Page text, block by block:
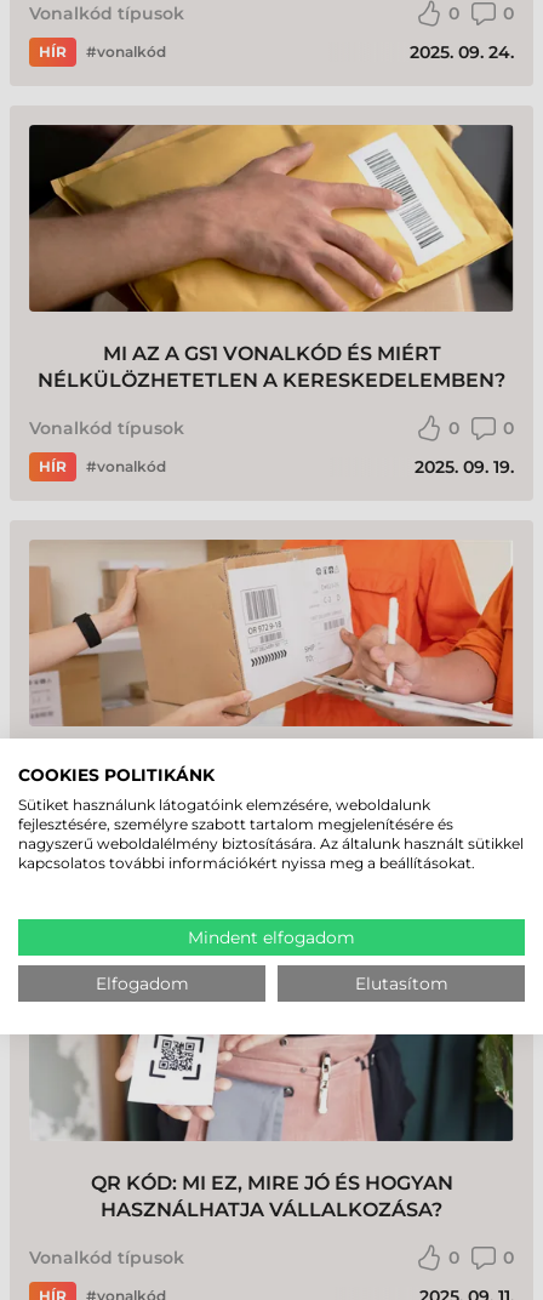
Vonalkód típusok 0 0
HÍR vonalkód 2025. 09. 24.
MI AZ A GS1 VONALKÓD ÉS MIÉRT
NÉLKÜLÖZHETETLEN A KERESKEDELEMBEN?
Vonalkód típusok 0 0
HÍR vonalkód 2025. 09. 19.
MI AZ A GS128 VONALKÓD ÉS MIRE
HASZNÁLJÁK A LOGISZTIKÁBAN?
Vonalkód típusok 0 0
QR KÓD: MI EZ, MIRE JÓ ÉS HOGYAN
HASZNÁLHATJA VÁLLALKOZÁSA?
Vonalkód típusok 0 0
HÍR vonalkód
COOKIES POLITIKÁNK
Sütiket használunk látogatóink elemzésére, weboldalunk
fejlesztésére, személyre szabott tartalom megjelenítésére és
nagyszerű weboldalélmény biztosítására. Az általunk használt sütikkel
kapcsolatos további információkért nyissa meg a beállításokat.
Mindent elfogadom
Elfogadom Elutasítom